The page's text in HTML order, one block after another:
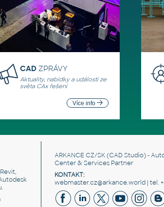
CAD ZPRÁVY
Aktuality, nabídky a události ze
světa CAx řešení
Více info
.
ARKANCE CZ/SK(CAD Studio) -
Center & Services Partner
KONTAKT:
webmaster.cz@arkance.world | tel.